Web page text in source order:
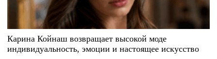
с
і
Карина Койнаш возвращает высокой моде
индивидуальность, эмоции и настоящее искусство